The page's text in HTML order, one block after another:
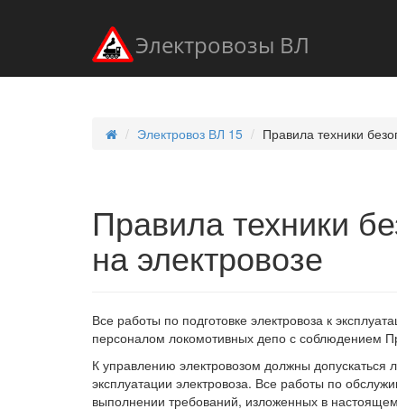
Электровозы ВЛ
Электровоз ВЛ 15 Правила техники
Правила техники
на электровозе
Все работы по подготовке электровоза к
персоналом локомотивных депо с соблюдением
К управлению электровозом должны
эксплуатации электровоза. Все работы по
выполнении требований, изложенных в